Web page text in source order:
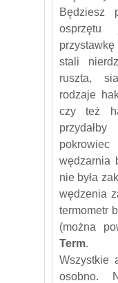
Będziesz
osprzętu
stali
ruszta,
rodzaje
czy też
wędzarnia
nie była
wędzenia
termometr
(można
Term.
Wszystkie
osobno.